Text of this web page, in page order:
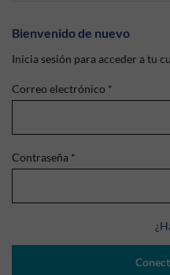
Bienvenido de nuevo
Inicia sesión para acceder a tu
Correo electrónico *
Contraseña *